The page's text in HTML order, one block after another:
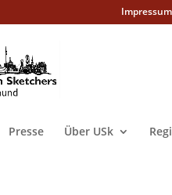
Impressum
Presse Über USk